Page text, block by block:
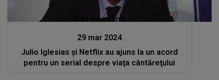
Stiri mondene
29 mar 2024
Julio Iglesias şi Netflix au ajuns la un acord
pentru un serial despre viaţa cântăreţului